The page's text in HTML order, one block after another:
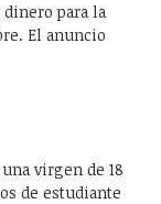
para la
El anuncio
virgen de 18
de estudiante